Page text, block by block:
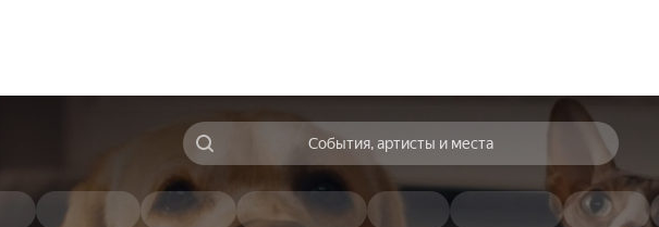
События, артисты и места